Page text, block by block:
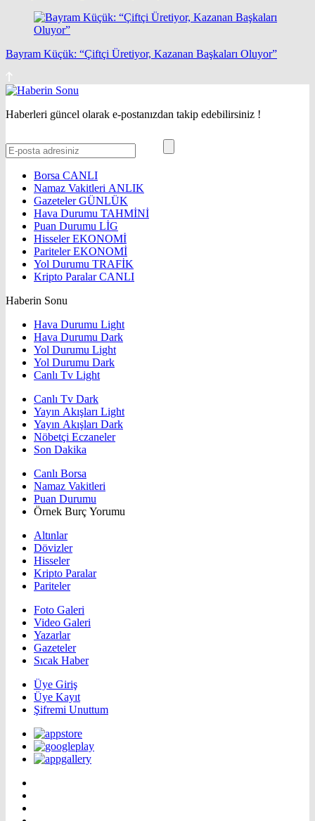
Bayram Küçük: “Çiftçi Üretiyor, Kazanan Başkaları Oluyor”
Haberleri güncel olarak e-postanızdan takip edebilirsiniz !
Borsa CANLI
Namaz Vakitleri ANLIK
GazetelerGÜNLÜK
Hava Durumu TAHMİNİ
Puan Durumu LİG
HisselerEKONOMİ
ParitelerEKONOMİ
Yol Durumu TRAFİK
Kripto ParalarCANLI
Haberin Sonu
Hava Durumu Light
Hava Durumu Dark
Yol Durumu Light
Yol Durumu Dark
Canlı Tv Light
Canlı Tv Dark
Yayın Akışları Light
Yayın Akışları Dark
Nöbetçi Eczaneler
Son Dakika
Canlı Borsa
Namaz Vakitleri
Puan Durumu
Örnek Burç Yorumu
Altınlar
Dövizler
Hisseler
Kripto Paralar
Pariteler
Foto Galeri
Video Galeri
Yazarlar
Gazeteler
Sıcak Haber
Üye Giriş
Üye Kayıt
Şifremi Unuttum